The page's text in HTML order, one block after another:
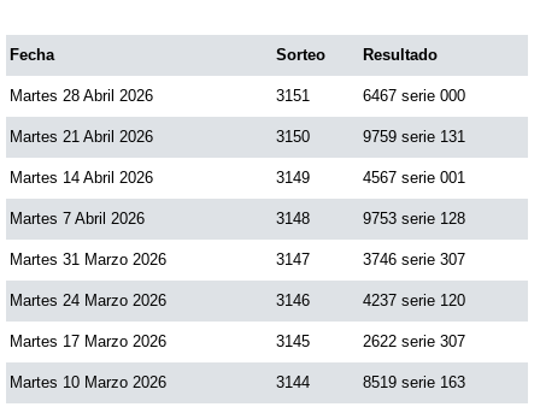
Fecha Sorteo Resultado
Martes 28 Abril 2026 3151 6467 serie 000
Martes 21 Abril 2026 3150 9759 serie 131
Martes 14 Abril 2026 3149 4567 serie 001
Martes 7 Abril 2026 3148 9753 serie 128
Martes 31 Marzo 2026 3147 3746 serie 307
Martes 24 Marzo 2026 3146 4237 serie 120
Martes 17 Marzo 2026 3145 2622 serie 307
Martes 10 Marzo 2026 3144 8519 serie 163